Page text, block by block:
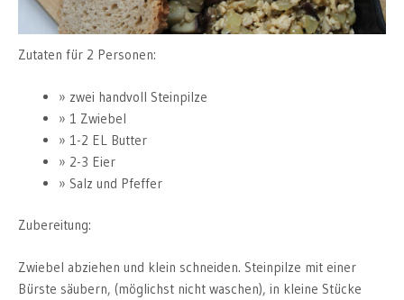
Zutaten für 2 Personen:
zwei handvoll Steinpilze
1 Zwiebel
1-2 EL Butter
2-3 Eier
Salz und Pfeffer
Zubereitung:
Zwiebel abziehen und klein schneiden. Steinpilze mit einer
Bürste säubern, (möglichst nicht waschen), in kleine Stücke